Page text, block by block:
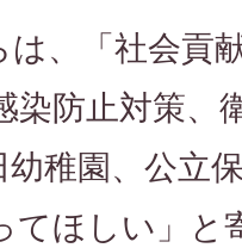
は、「社会貢
染防止対策、
幼稚園、公立
てほしい」と